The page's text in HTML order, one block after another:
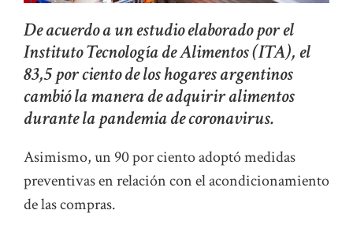
De acuerdo a un estudio elaborado por el
Instituto Tecnología de Alimentos (ITA), el
83,5 por ciento de los hogares argentinos
cambió la manera de adquirir alimentos
durante la pandemia de coronavirus.
Asimismo, un 90 por ciento adoptó medidas
preventivas en relación con el acondicionamiento
de las compras.